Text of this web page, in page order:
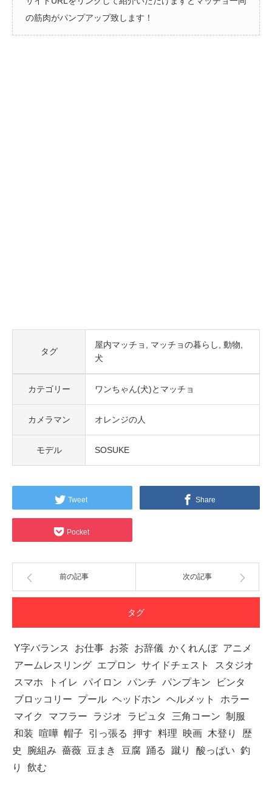
の筋肉がパンプアップ致します！
タグ
屋内マッチョ マッチョの暮らし
動物
犬
カテゴリー ワンちゃん(犬)とマッチョ
カメラマン オレンジの人
モデル SOSUKE
Tweet Share
Pocket
前の記事 次の記事
タグ
Y字バランス お仕事 お茶 お辞儀 かくれんぼ アニメ
アームレスリング エプロン サイドチェスト
スタジオ
スマホ
トイレ パイロン パンチ パンプキン
ビンタ
ブロッコリー
プール ヘッドホン ヘルメット
ホラー
マイク
マフラー ラジオ ラピュタ 三角コーン 制服
和装
喧嘩 帽子 引っ張る 押す 料理 映画 木登り
歴
史
腕組み 薔薇 豆まき 豆腐 踊る 蹴り 酸っぱい 釣
り
飲む